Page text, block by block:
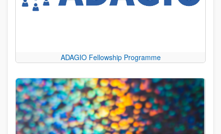
ADAGIO Fellowship Programme